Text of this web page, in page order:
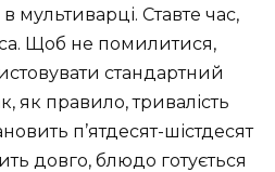
мультиварці. Ставте час,
Щоб не помилитися,
стандартний
як правило, тривалість
п’ятдесят-шістдесят
довго, блюдо готується